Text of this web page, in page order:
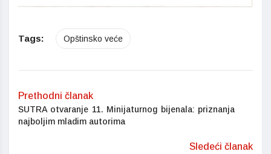
Tags: Opštinsko veće
Prethodni članak
SUTRA otvaranje 11. Minijaturnog bijenala: priznanja
najboljim mladim autorima
Sledeći članak